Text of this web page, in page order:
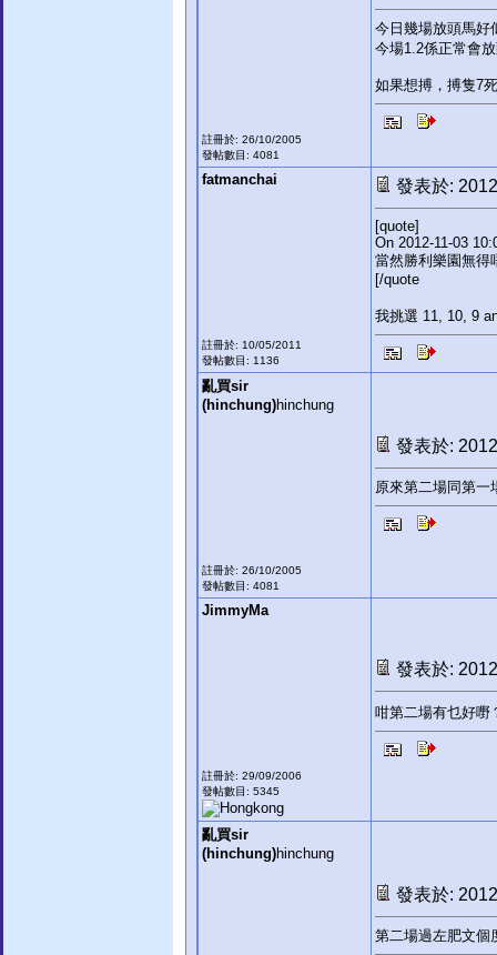
註冊於: 26/10/2005
發帖數目: 4081
今日幾場放頭馬好
今場1.2係正常會
如果想搏，搏隻7
fatmanchai
註冊於: 10/05/2011
發帖數目: 1136
發表於:
[quote]
On 2012-11-03
當然勝利樂園無得
[/quote
我挑選 11, 10, 9
亂買sir
(hinchung)hinchung
註冊於: 26/10/2005
發帖數目: 4081
發表於:
原來第二場同第一
JimmyMa
註冊於: 29/09/2006
發帖數目: 5345
發表於:
咁第二場有乜好嘢
亂買sir
(hinchung)hinchung
發表於:
第二場過左肥文個